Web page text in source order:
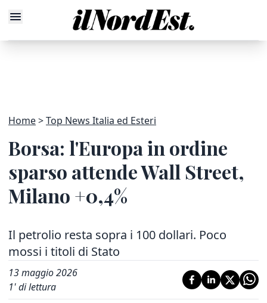
Home Top News Italia ed Esteri
Borsa: l'Europa in ordine
sparso attende Wall Street,
Milano +0,4%
Il petrolio resta sopra i 100 dollari. Poco
mossi i titoli di Stato
13 maggio 2026
1' di lettura